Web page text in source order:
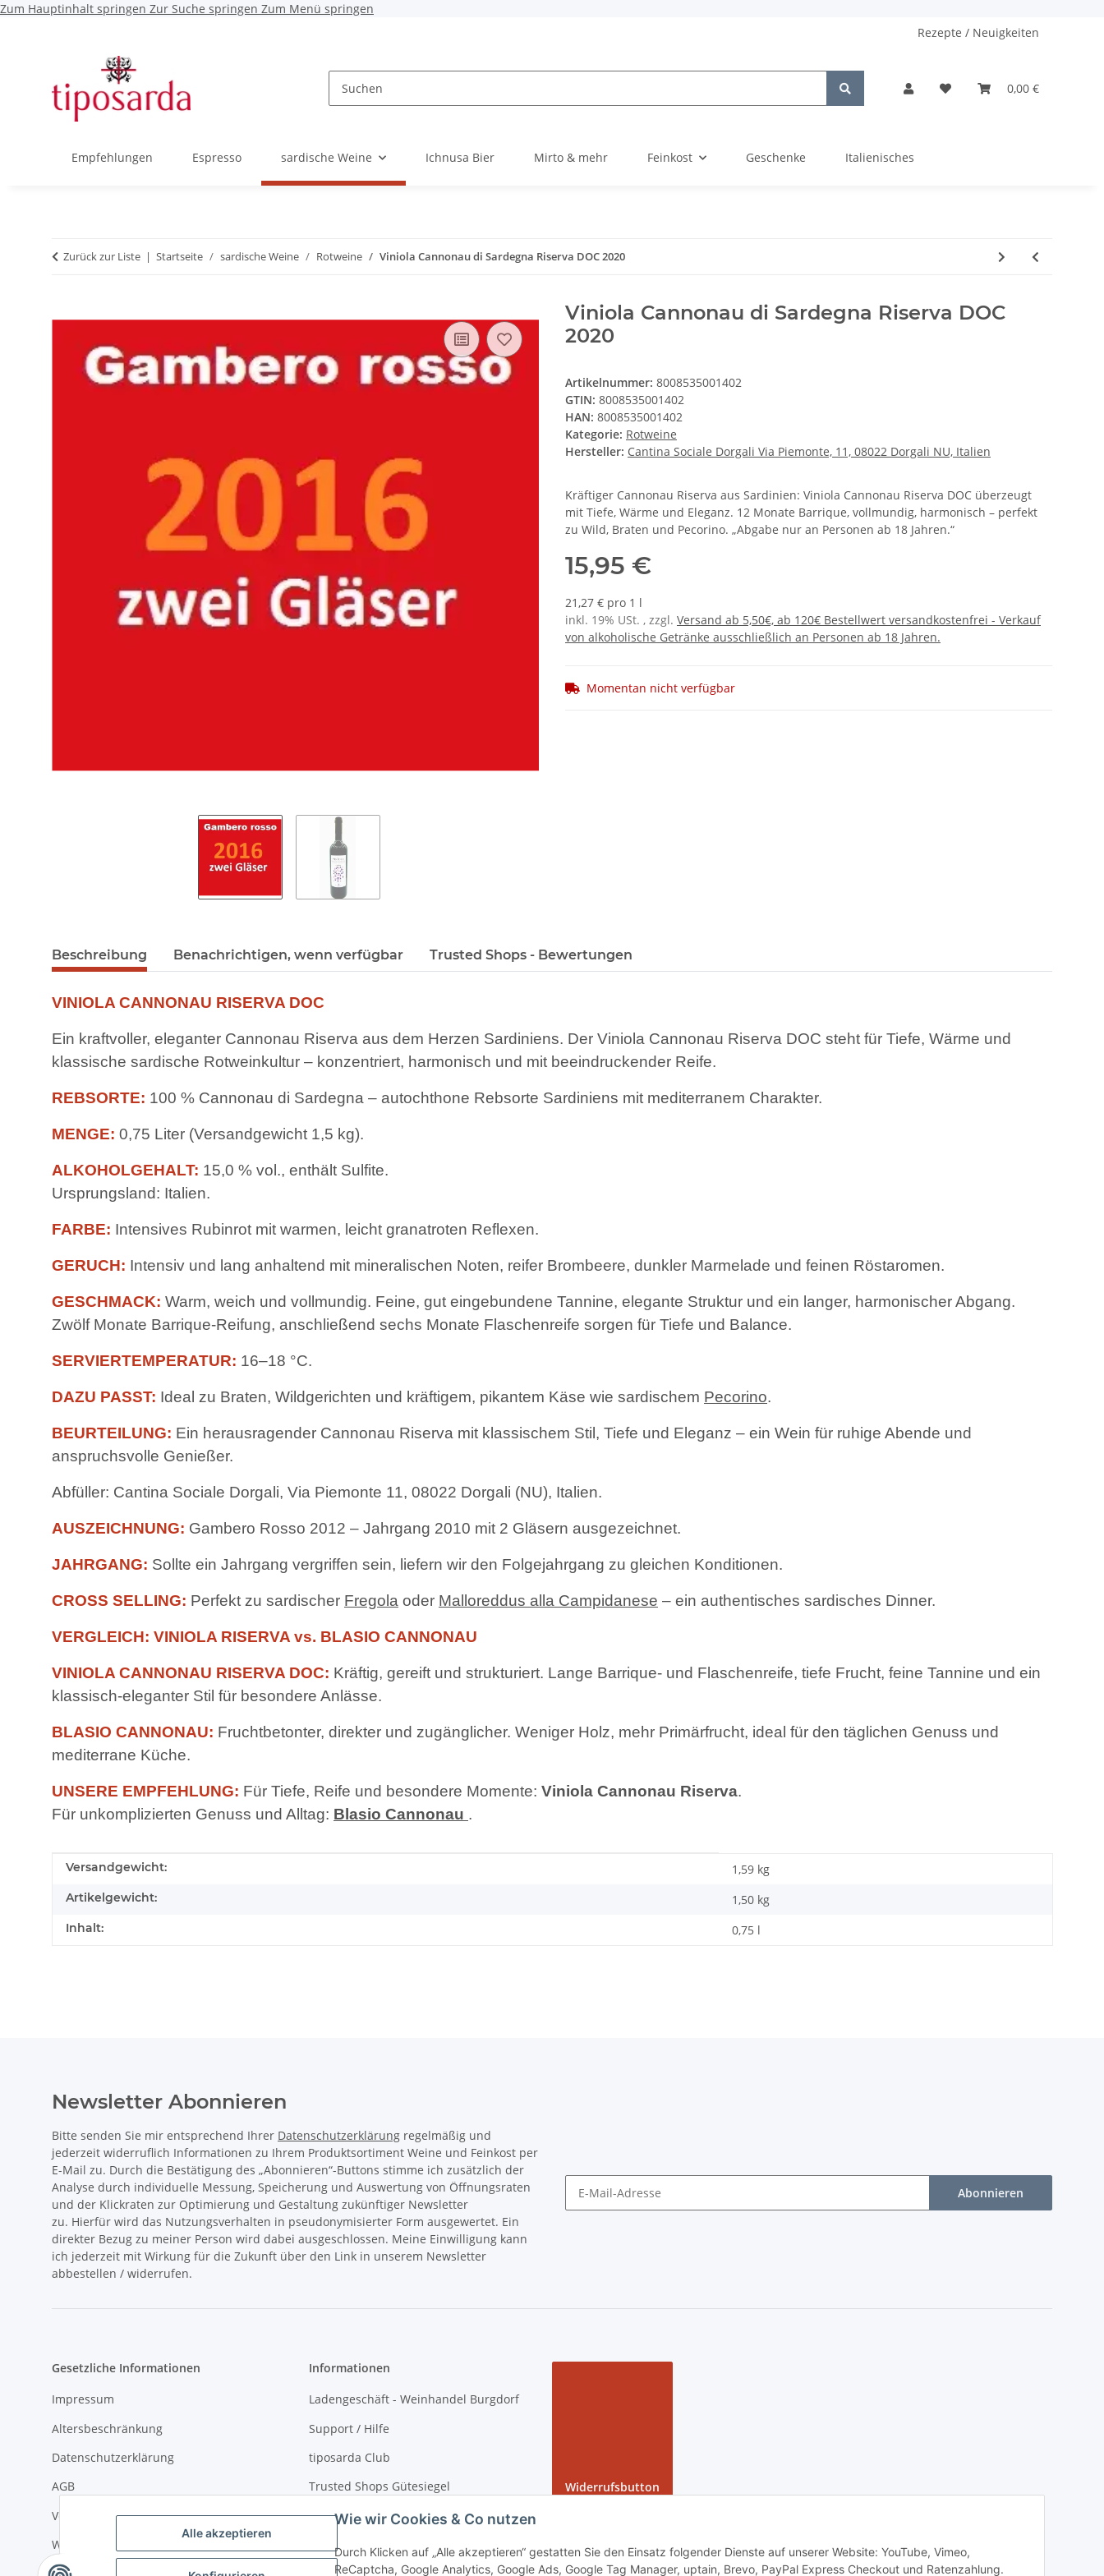
Zum Hauptinhalt springen Zur Suche springen Zum Menü springen
Alle akzeptieren
Wie wir Cookies & Co nutzen
Durch Klicken auf „Alle akzeptieren“ gestatten Sie den Einsatz folgender Dienste auf unserer Website: YouTube, Vimeo,
ReCaptcha, Google Analytics, Google Ads, Google Tag Manager, uptain, Brevo, PayPal Express Checkout und Ratenzahlung.
Rezepte / Neuigkeiten
0,00 €
Empfehlungen Espresso sardische Weine Ichnusa Bier Mirto & mehr Feinkost Geschenke Italienisches
Zurück zur Liste Startseite sardische Weine Rotweine Viniola Cannonau di Sardegna Riserva DOC 2020
Viniola Cannonau di Sardegna Riserva DOC
2020
Artikelnummer: 8008535001402
GTIN: 8008535001402
HAN: 8008535001402
Kategorie: Rotweine
Hersteller: Cantina Sociale Dorgali Via Piemonte, 11, 08022 Dorgali NU, Italien
Kräftiger Cannonau Riserva aus Sardinien: Viniola Cannonau Riserva DOC überzeugt
mit Tiefe, Wärme und Eleganz. 12 Monate Barrique, vollmundig, harmonisch – perfekt
zu Wild, Braten und Pecorino. „Abgabe nur an Personen ab 18 Jahren.“
15,95 €
21,27 € pro 1 l
inkl. 19% USt. , zzgl. Versand ab 5,50€, ab 120€ Bestellwert versandkostenfrei - Verkauf
von alkoholische Getränke ausschließlich an Personen ab 18 Jahren.
Momentan nicht verfügbar
Beschreibung Benachrichtigen, wenn verfügbar Trusted Shops - Bewertungen
VINIOLA CANNONAU RISERVA DOC
Ein kraftvoller, eleganter Cannonau Riserva aus dem Herzen Sardiniens. Der Viniola Cannonau Riserva DOC steht für Tiefe, Wärme und
klassische sardische Rotweinkultur – konzentriert, harmonisch und mit beeindruckender Reife.
REBSORTE: 100 % Cannonau di Sardegna – autochthone Rebsorte Sardiniens mit mediterranem Charakter.
MENGE: 0,75 Liter (Versandgewicht 1,5 kg).
ALKOHOLGEHALT: 15,0 % vol., enthält Sulfite.
Ursprungsland: Italien.
FARBE: Intensives Rubinrot mit warmen, leicht granatroten Reflexen.
GERUCH: Intensiv und lang anhaltend mit mineralischen Noten, reifer Brombeere, dunkler Marmelade und feinen Röstaromen.
GESCHMACK: Warm, weich und vollmundig. Feine, gut eingebundene Tannine, elegante Struktur und ein langer, harmonischer Abgang.
Zwölf Monate Barrique-Reifung, anschließend sechs Monate Flaschenreife sorgen für Tiefe und Balance.
SERVIERTEMPERATUR: 16–18 °C.
DAZU PASST: Ideal zu Braten, Wildgerichten und kräftigem, pikantem Käse wie sardischem Pecorino.
BEURTEILUNG: Ein herausragender Cannonau Riserva mit klassischem Stil, Tiefe und Eleganz – ein Wein für ruhige Abende und
anspruchsvolle Genießer.
Abfüller: Cantina Sociale Dorgali, Via Piemonte 11, 08022 Dorgali (NU), Italien.
AUSZEICHNUNG: Gambero Rosso 2012 – Jahrgang 2010 mit 2 Gläsern ausgezeichnet.
JAHRGANG: Sollte ein Jahrgang vergriffen sein, liefern wir den Folgejahrgang zu gleichen Konditionen.
CROSS SELLING: Perfekt zu sardischer Fregola oder Malloreddus alla Campidanese – ein authentisches sardisches Dinner.
VERGLEICH: VINIOLA RISERVA vs. BLASIO CANNONAU
VINIOLA CANNONAU RISERVA DOC: Kräftig, gereift und strukturiert. Lange Barrique- und Flaschenreife, tiefe Frucht, feine Tannine und ein
klassisch-eleganter Stil für besondere Anlässe.
BLASIO CANNONAU: Fruchtbetonter, direkter und zugänglicher. Weniger Holz, mehr Primärfrucht, ideal für den täglichen Genuss und
mediterrane Küche.
UNSERE EMPFEHLUNG: Für Tiefe, Reife und besondere Momente: Viniola Cannonau Riserva.
Für unkomplizierten Genuss und Alltag: Blasio Cannonau .
Produkteigenschaft
Wert
Versandgewicht: 1,59 kg
Artikelgewicht: 1,50 kg
Inhalt: 0,75 l
Newsletter Abonnieren
Bitte senden Sie mir entsprechend Ihrer Datenschutzerklärung regelmäßig und
jederzeit widerruflich Informationen zu Ihrem Produktsortiment Weine und Feinkost per
E-Mail zu. Durch die Bestätigung des „Abonnieren“-Buttons stimme ich zusätzlich der
Analyse durch individuelle Messung, Speicherung und Auswertung von Öffnungsraten
und der Klickraten zur Optimierung und Gestaltung zukünftiger Newsletter
zu. Hierfür wird das Nutzungsverhalten in pseudonymisierter Form ausgewertet. Ein
direkter Bezug zu meiner Person wird dabei ausgeschlossen. Meine Einwilligung kann
ich jederzeit mit Wirkung für die Zukunft über den Link in unserem Newsletter
abbestellen / widerrufen.
Abonnieren
Gesetzliche Informationen
Impressum
Altersbeschränkung
Datenschutzerklärung
AGB
Versand- und Zahlungsbedingungen
Widerrufsrecht
Informationen
Ladengeschäft - Weinhandel Burgdorf
Support / Hilfe
tiposarda Club
Trusted Shops Gütesiegel
Virtueller Rundgang bei tiposarda
über tiposarda
Widerrufsbutton